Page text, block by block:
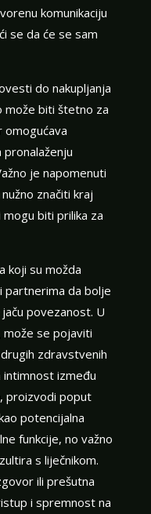
komunikaciju
se da će se sam
do nakupljanja
može biti štetno za
omogućava
je napomenuti
značiti kraj
biti prilika za
koji su možda
partnerima da bolje
povezanost. U
se pojaviti
zdravstvenih
između
proizvodi poput
potencijalna
funkcije, no važno
s liječnikom.
ili prešutna
i spremnost na